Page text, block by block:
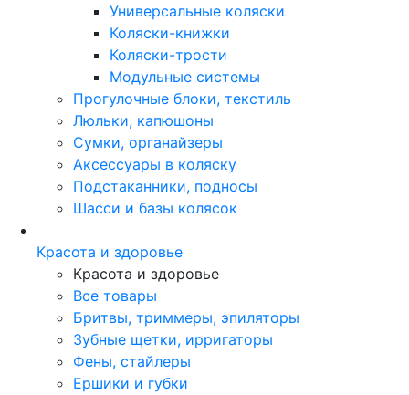
Универсальные коляски
Коляски-книжки
Коляски-трости
Модульные системы
Прогулочные блоки, текстиль
Люльки, капюшоны
Сумки, органайзеры
Аксессуары в коляску
Подстаканники, подносы
Шасси и базы колясок
Красота и здоровье
Красота и здоровье
Все товары
Бритвы, триммеры, эпиляторы
Зубные щетки, ирригаторы
Фены, стайлеры
Ершики и губки